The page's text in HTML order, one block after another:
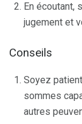
En écoutant,
jugement et
Conseils
Soyez
sommes
autres